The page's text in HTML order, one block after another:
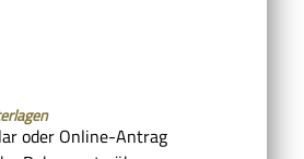
oder Online-Antrag